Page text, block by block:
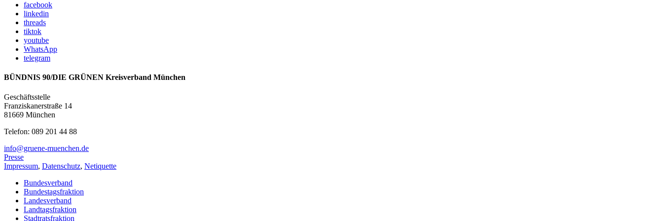
facebook
linkedin
threads
tiktok
youtube
WhatsApp
telegram
BÜNDNIS 90/DIE GRÜNEN Kreisverband München
Geschäftsstelle
Franziskanerstraße 14
81669 München
Telefon: 089 201 44 88
info@gruene-muenchen.de
Presse
Impressum, Datenschutz, Netiquette
Bundesverband
Bundestagsfraktion
Landesverband
Landtagsfraktion
Stadtratsfraktion